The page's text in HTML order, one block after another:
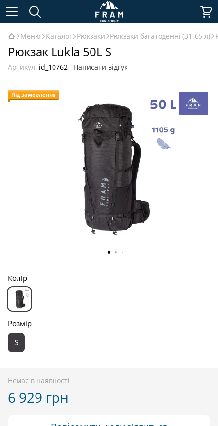
Меню Каталог Рюкзаки Рюкзаки багатоденні (31-65 л)
Рюкзак Lukla 50L S
Артикул: id_10762 Написати відгук
Під замовлення
Колір
Розмір
S
Немає в наявності
6 929 грн